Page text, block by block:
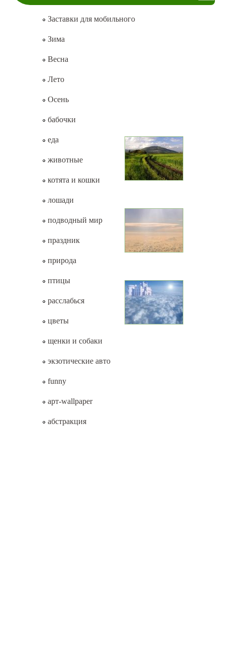
Заставки для мобильного
Зима
Весна
Лето
Осень
бабочки
еда
животные
котята и кошки
лошади
подводный мир
праздник
природа
птицы
расслабься
цветы
щенки и собаки
экзотические авто
funny
арт-wallpaper
абстракция